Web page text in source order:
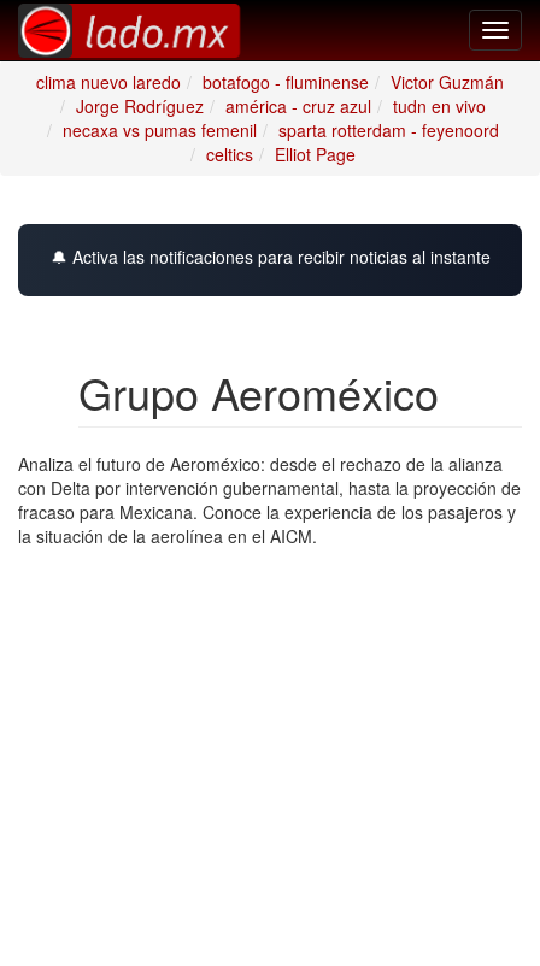
clima nuevo laredo
botafogo - fluminense
Victor Guzmán
Jorge Rodríguez
américa - cruz azul
tudn en vivo
necaxa vs pumas femenil
sparta rotterdam - feyenoord
celtics
Elliot Page
🔔 Activa las notificaciones para recibir noticias al instante
Grupo Aeroméxico
Analiza el futuro de Aeroméxico: desde el rechazo de la alianza
con Delta por intervención gubernamental, hasta la proyección de
fracaso para Mexicana. Conoce la experiencia de los pasajeros y
la situación de la aerolínea en el AICM.